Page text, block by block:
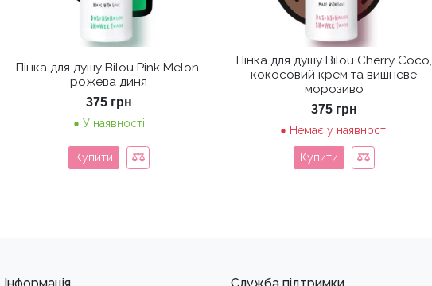
Пінка для душу Bilou Pink Melon,
рожева диня
375 грн
У наявності
Купити
Пінка для душу Bilou Cherry Coco,
кокосовий крем та вишневе
морозиво
375 грн
Немає у наявності
Купити